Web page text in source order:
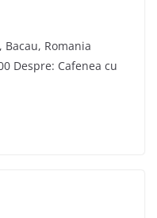
Romania
Despre: Cafenea cu